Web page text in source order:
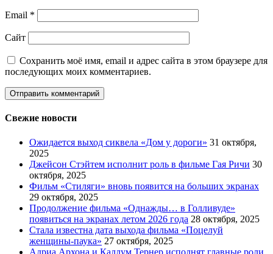
Email *
Сайт
Сохранить моё имя, email и адрес сайта в этом браузере для
последующих моих комментариев.
Свежие новости
Ожидается выход сиквела «Дом у дороги» 31 октября,
2025
Джейсон Стэйтем исполнит роль в фильме Гая Ричи 30
октября, 2025
Фильм «Стиляги» вновь появится на больших экранах
29 октября, 2025
Продолжение фильма «Однажды… в Голливуде»
появиться на экранах летом 2026 года 28 октября, 2025
Стала известна дата выхода фильма «Поцелуй
женщины-паука» 27 октября, 2025
Адриа Архона и Каллум Тернер исполнят главные роли